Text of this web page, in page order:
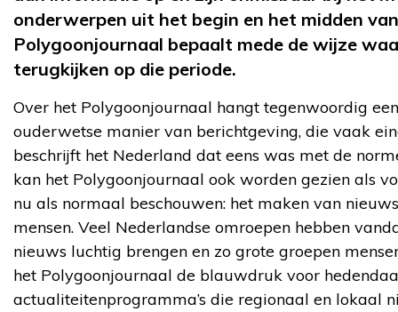
onderwerpen uit het begin en het midden
Polygoonjournaal bepaalt mede de wijze
terugkijken op die periode.
Over het Polygoonjournaal hangt tegenwoordig
ouderwetse manier van berichtgeving, die vaak
beschrijft het Nederland dat eens was met de
kan het Polygoonjournaal ook worden gezien als
nu als normaal beschouwen: het maken van
mensen. Veel Nederlandse omroepen hebben
nieuws luchtig brengen en zo grote groepen
het Polygoonjournaal de blauwdruk voor
actualiteitenprogramma’s die regionaal en lokaal